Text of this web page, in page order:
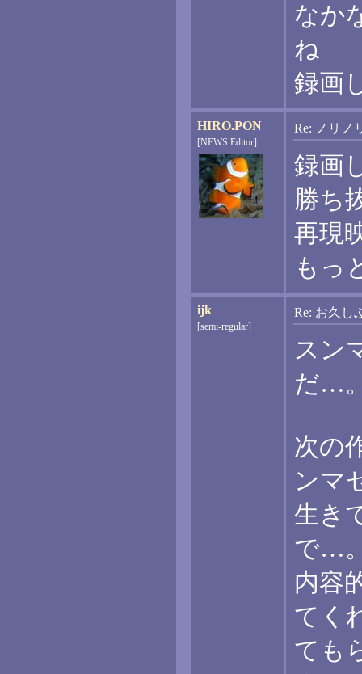
なか
ね
録画
HIRO.PON
[NEWS Editor]
Re: ノリノ
録画
勝ち
再現
もっ
ijk
[semi-regular]
Re: お久し
スン
だ…
次の
ンマ
生き
で…
内容
てく
ても